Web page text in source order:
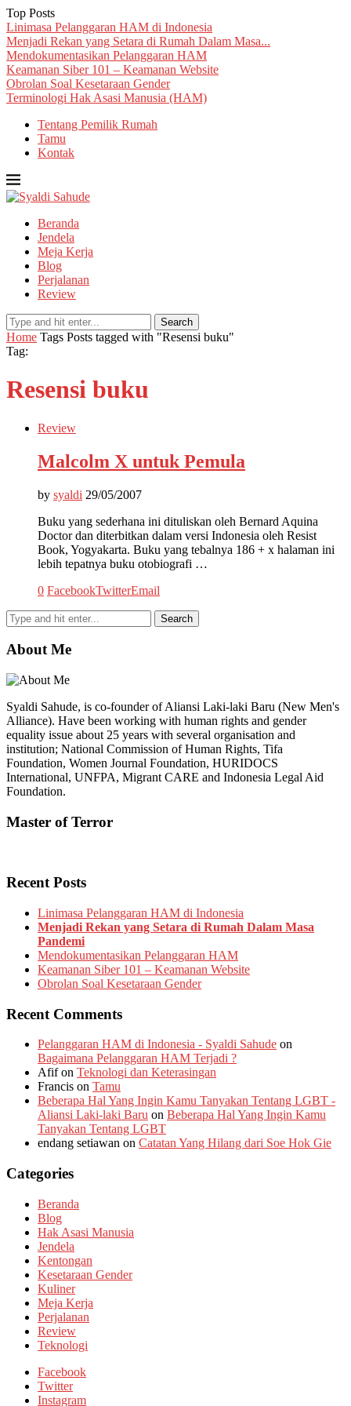
Top Posts
Linimasa Pelanggaran HAM di Indonesia
Menjadi Rekan yang Setara di Rumah Dalam Masa...
Mendokumentasikan Pelanggaran HAM
Keamanan Siber 101 – Keamanan Website
Obrolan Soal Kesetaraan Gender
Terminologi Hak Asasi Manusia (HAM)
Tentang Pemilik Rumah
Tamu
Kontak
Beranda
Jendela
Meja Kerja
Blog
Perjalanan
Review
Search
Home Tags Posts tagged with "Resensi buku"
Tag:
Resensi buku
Review
Malcolm X untuk Pemula
by syaldi 29/05/2007
Buku yang sederhana ini dituliskan oleh Bernard Aquina
Doctor dan diterbitkan dalam versi Indonesia oleh Resist
Book, Yogyakarta. Buku yang tebalnya 186 + x halaman ini
lebih tepatnya buku otobiografi …
0 FacebookTwitterEmail
About Me
Syaldi Sahude, is co-founder of Aliansi Laki-laki Baru (New Men's
Alliance). Have been working with human rights and gender
equality issue about 25 years with several organisation and
institution; National Commission of Human Rights, Tifa
Foundation, Women Journal Foundation, HURIDOCS
International, UNFPA, Migrant CARE and Indonesia Legal Aid
Foundation.
Master of Terror
Recent Posts
Linimasa Pelanggaran HAM di Indonesia
Menjadi Rekan yang Setara di Rumah Dalam Masa
Pandemi
Mendokumentasikan Pelanggaran HAM
Keamanan Siber 101 – Keamanan Website
Obrolan Soal Kesetaraan Gender
Recent Comments
Pelanggaran HAM di Indonesia - Syaldi Sahude on
Bagaimana Pelanggaran HAM Terjadi ?
Afifon Teknologi dan Keterasingan
Francis on Tamu
Beberapa Hal Yang Ingin Kamu Tanyakan Tentang LGBT -
Aliansi Laki-laki Baru on Beberapa Hal Yang Ingin Kamu
Tanyakan Tentang LGBT
endang setiawan on Catatan Yang Hilang dari Soe Hok Gie
Categories
Beranda
Blog
Hak Asasi Manusia
Jendela
Kentongan
Kesetaraan Gender
Kuliner
Meja Kerja
Perjalanan
Review
Teknologi
Facebook
Twitter
Instagram